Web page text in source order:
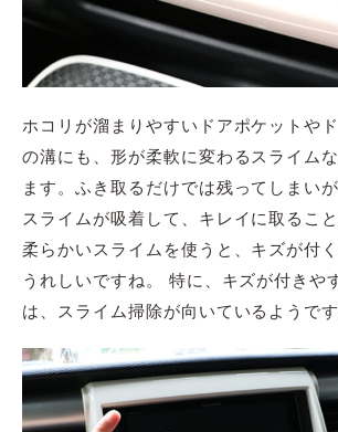
ホコリが溜まりやすいドアポケットや
の溝にも、形が柔軟に変わるスライム
ます。ふき取るだけでは残ってしまい
スライムが吸着して、キレイに取るこ
柔らかいスライムを使うと、キズが付
うれしいですね。 特に、キズが付きや
は、スライム掃除が向いているようです